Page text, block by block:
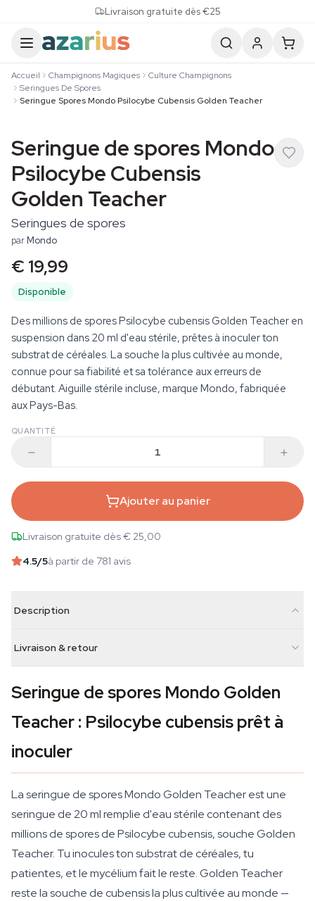
Livraison gratuite dès €25
Accueil Champignons Magiques
Culture Champignons
Seringues De Spores
Seringue Spores Mondo Psilocybe Cubensis Golden Teacher
Seringue de spores Mondo
Psilocybe Cubensis
Golden Teacher
Seringues de spores
parMondo
€ 19,99
Disponible
Des millions de spores Psilocybe cubensis Golden Teacher en
suspension dans 20 ml d'eau stérile, prêtes à inoculer ton
substrat de céréales. La souche la plus cultivée au monde,
connue pour sa fiabilité et sa tolérance aux erreurs de
débutant. Aiguille stérile incluse, marque Mondo, fabriquée
aux Pays-Bas.
QUANTITÉ
Ajouter au panier
Livraison gratuite dès € 25,00
4.5/5à partir de 781 avis
Description
Livraison & retour
Seringue de spores Mondo Golden
Teacher : Psilocybe cubensis prêt à
inoculer
La seringue de spores Mondo Golden Teacher est une
seringue de 20 ml remplie d'eau stérile contenant des
millions de spores de Psilocybe cubensis, souche Golden
Teacher. Tu inocules ton substrat de céréales, tu
patientes, et le mycélium fait le reste. Golden Teacher
reste la souche de cubensis la plus cultivée au monde —